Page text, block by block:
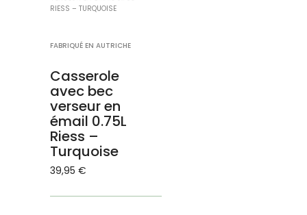
RIESS – TURQUOISE
FABRIQUÉ EN AUTRICHE
Casserole
avec bec
verseur en
émail 0.75L
Riess –
Turquoise
39,95 €